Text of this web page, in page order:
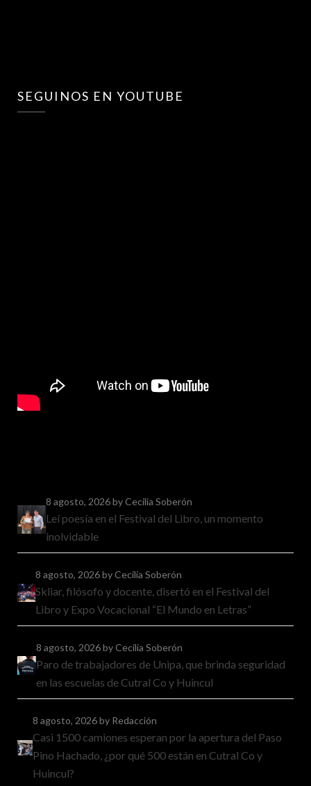
SEGUINOS EN YOUTUBE
8 agosto, 2026by Cecilia Soberón
Leí poesía en el Festival del Libro, un momento
inolvidable
8 agosto, 2026by Cecilia Soberón
Skliar, filósofo y docente, disertó en el Festival del
Libro y Expo Vocacional “El Mundo en Letras”
8 agosto, 2026by Cecilia Soberón
Paro de trabajadores de Unipa, que brinda seguridad
en las escuelas de Cutral Co y Huincul
8 agosto, 2026by Redacción
Casi 1500 camiones esperan por la apertura del Paso
Pino Hachado, ¿por qué 500 están en Cutral Co y
Huincul?